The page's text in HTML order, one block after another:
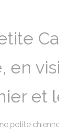
en
et
petite